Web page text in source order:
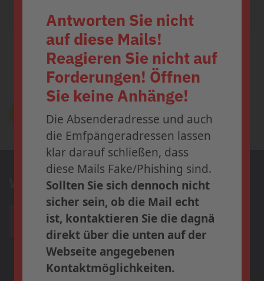
Zurück Weiter
Zur Newsübersicht
Wir präsentieren
Die Anmeldung zum 36. dagnä-
Workshop ist ab sofort
geöffnet.
Profitieren Sie bis zum31. Juli
2026vomEarly-Bird-Tarif und
sichern Sie sich Ihren Platz in
Frankfurt.
» Weitere
Informationen und
Anmeldung
SCHLIESSEN
Antworten Sie nicht
auf diese Mails!
Reagieren Sie nicht auf
Forderungen! Öffnen
Sie keine Anhänge!
Die Absenderadresse und auch
die Emfpängeradressen lassen
klar darauf schließen, dass
diese Mails Fake/Phishing sind.
Sollten Sie sich dennoch nicht
sicher sein, ob die Mail echt
ist, kontaktieren Sie die dagnä
direkt über die unten auf der
Webseite angegebenen
Kontaktmöglichkeiten.